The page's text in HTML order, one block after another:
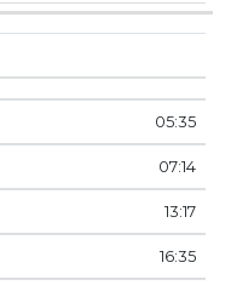
05:35
07:14
13:17
16:35